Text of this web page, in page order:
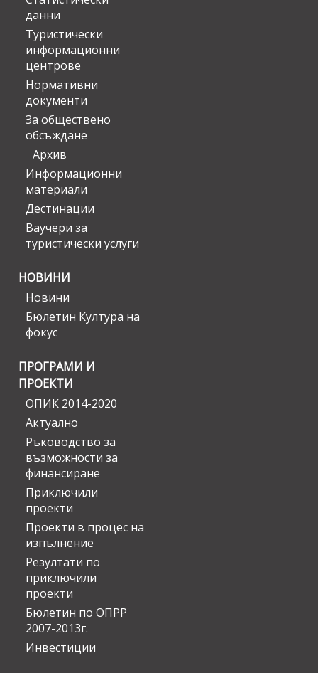
данни
Туристически
информационни
центрове
Нормативни
документи
За обществено
обсъждане
Архив
Информационни
материали
Дестинации
Ваучери за
туристически услуги
НОВИНИ
Новини
Бюлетин Култура на
фокус
ПРОГРАМИ И
ПРОЕКТИ
ОПИК 2014-2020
Актуално
Ръководство за
възможности за
финансиране
Приключили
проекти
Проекти в процес на
изпълнение
Резултати по
приключили
проекти
Бюлетин по ОПРР
2007-2013г.
Инвестиции